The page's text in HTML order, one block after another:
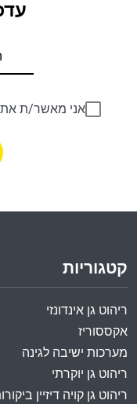
אני מאשר/ת את
קטגוריות
ריהוט גן אינדונזי
אקססוריז
מערכות ישיבה לגינה
ריהוט גן יוקרתי
ריהוט גן קויה דיזיין